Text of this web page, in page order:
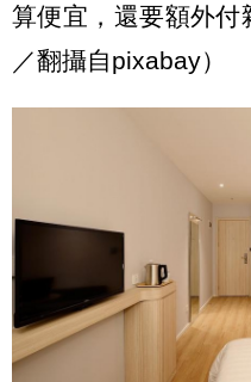
算便宜，還要額外付
／翻攝自pixabay）